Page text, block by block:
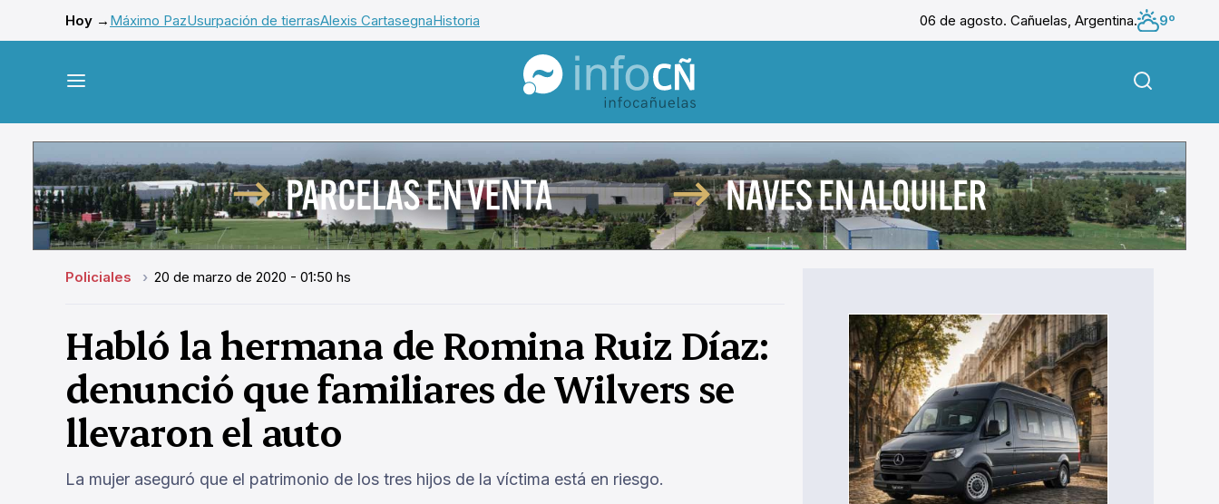
Hoy → Máximo PazUsurpación de tierrasAlexis CartasegnaHistoria 06 de agosto. Cañuelas, Argentina.
9º
InfoCañuelas
Policiales 20 de marzo de 2020 - 01:50 hs
Habló la hermana de Romina Ruiz Díaz:
denunció que familiares de Wilvers se
llevaron el auto
La mujer aseguró que el patrimonio de los tres hijos de la víctima está en riesgo.